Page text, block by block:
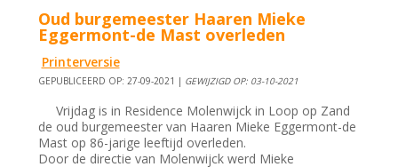
Oud burgemeester Haaren Mieke
Eggermont-de Mast overleden
Printerversie
GEPUBLICEERD OP: 27-09-2021 | GEWIJZIGD OP: 03-10-2021
Vrijdag is in Residence Molenwijck in Loop op Zand
de oud burgemeester van Haaren Mieke Eggermont-de
Mast op 86-jarige leeftijd overleden.
Door de directie van Molenwijck werd Mieke